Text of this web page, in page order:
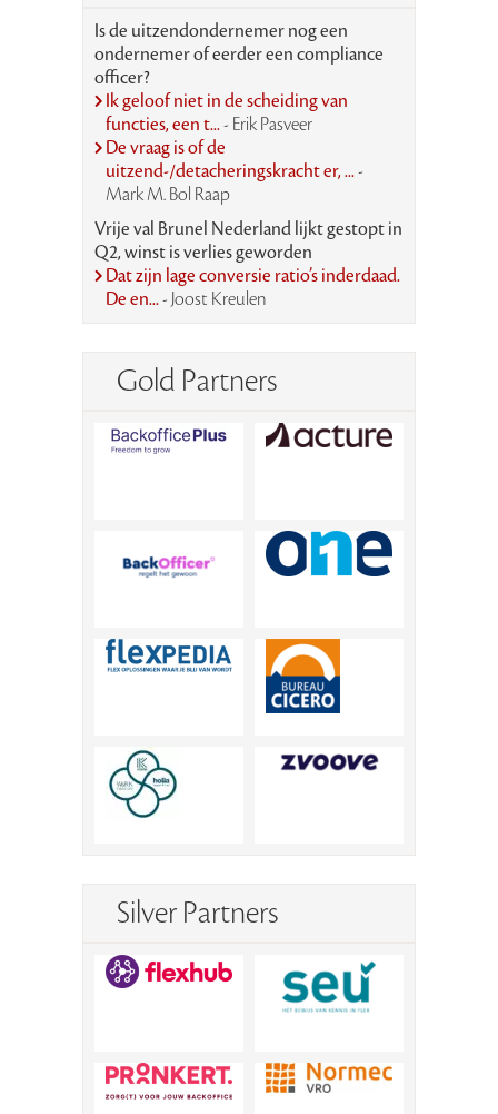
Is de uitzendondernemer nog een
ondernemer of eerder een compliance
officer?
Ik geloof niet in de scheiding van
functies, een t...- Erik Pasveer
De vraag is of de
uitzend-/detacheringskracht er, ...-
Mark M. Bol Raap
Vrije val Brunel Nederland lijkt gestopt in
Q2, winst is verlies geworden
Dat zijn lage conversie ratio’s inderdaad.
De en...- Joost Kreulen
Gold Partners
Silver Partners